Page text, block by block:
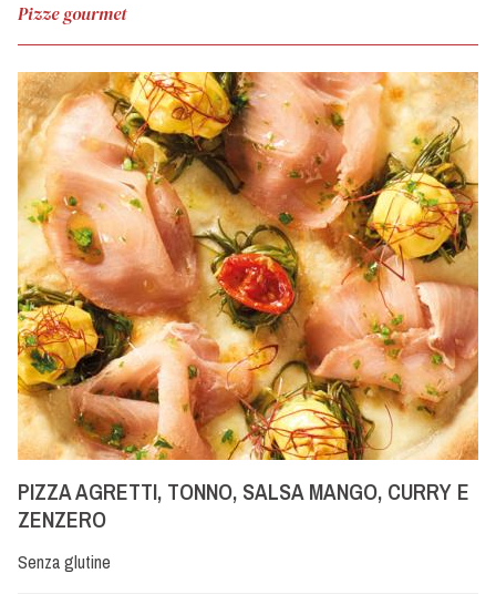
Pizze gourmet
PIZZA AGRETTI, TONNO, SALSA MANGO, CURRY E
ZENZERO
Senza glutine